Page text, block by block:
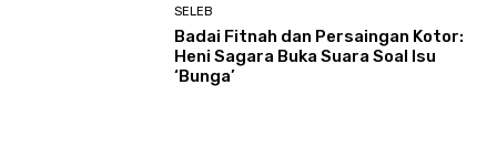
SELEB
Badai Fitnah dan Persaingan Kotor:
Heni Sagara Buka Suara Soal Isu
‘Bunga’